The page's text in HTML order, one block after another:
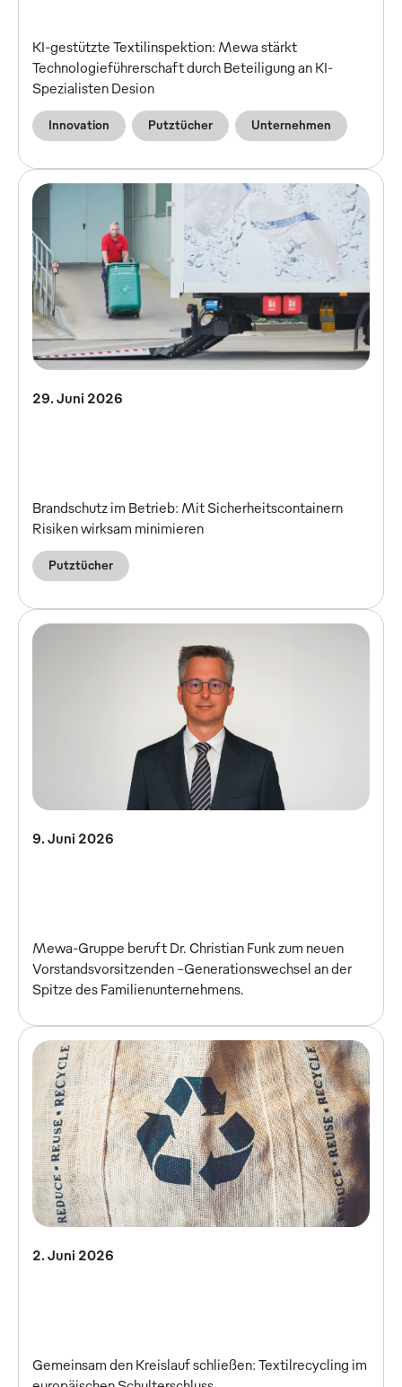
KI-gestützte Textilinspektion: Mewa stärkt
Technologieführerschaft durch Beteiligung an KI-
Spezialisten Desion
Innovation Putztücher Unternehmen
29. Juni 2026
Brandschutz im Betrieb: Mit Sicherheitscontainern
Risiken wirksam minimieren
Putztücher
9. Juni 2026
Mewa-Gruppe beruft Dr. Christian Funk zum neuen
Vorstandsvorsitzenden –Generationswechsel an der
Spitze des Familienunternehmens.
2. Juni 2026
Gemeinsam den Kreislauf schließen: Textilrecycling im